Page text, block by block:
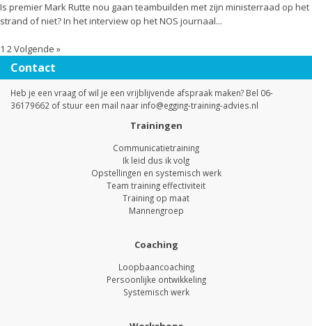
Is premier Mark Rutte nou gaan teambuilden met zijn ministerraad op het
strand of niet? In het interview op het NOS journaal...
1 2Volgende »
Contact
Heb je een vraag of wil je een vrijblijvende afspraak maken? Bel 06-
36179662 of stuur een mail naar info@egging-training-advies.nl
Trainingen
Communicatietraining
Ik leid dus ik volg
Opstellingen en systemisch werk
Team training effectiviteit
Training op maat
Mannengroep
Coaching
Loopbaancoaching
Persoonlijke ontwikkeling
Systemisch werk